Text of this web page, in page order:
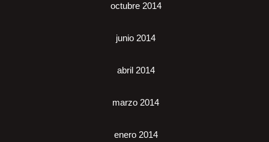
octubre 2014
junio 2014
abril 2014
marzo 2014
enero 2014